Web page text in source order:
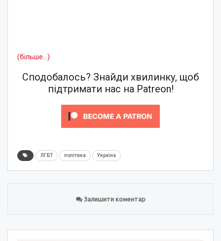
(більше…)
Сподобалось? Знайди хвилинку, щоб
підтримати нас на Patreon!
ЛГБТ політика Україна
Залишити коментар